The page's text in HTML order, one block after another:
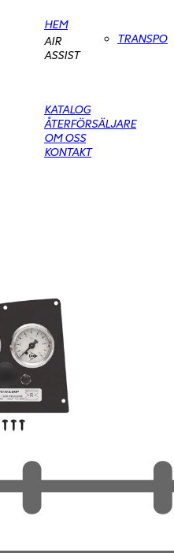
HEM
AIR
ASSIST
KATALOG
ÅTERFÖRSÄLJARE
OM OSS
KONTAKT